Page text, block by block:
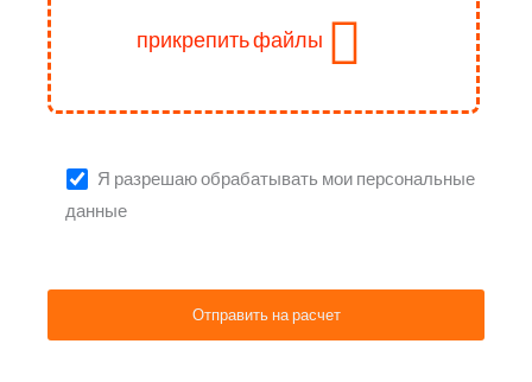
прикрепить файлы
Я разрешаю обрабатывать мои персональные
данные